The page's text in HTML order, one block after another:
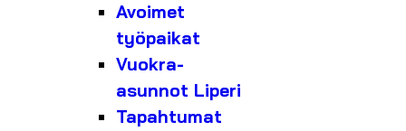
Avoimet
työpaikat
Vuokra-
asunnot Liperi
Tapahtumat